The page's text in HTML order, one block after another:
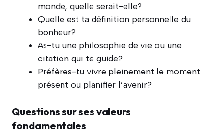
monde, quelle serait-elle?
Quelle est ta définition personnelle du
bonheur?
As-tu une philosophie de vie ou une
citation qui te guide?
Préfères-tu vivre pleinement le moment
présent ou planifier l’avenir?
Questions sur ses valeurs
fondamentales